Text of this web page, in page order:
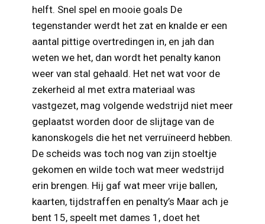
helft. Snel spel en mooie goals De
tegenstander werdt het zat en knalde er een
aantal pittige overtredingen in, en jah dan
weten we het, dan wordt het penalty kanon
weer van stal gehaald. Het net wat voor de
zekerheid al met extra materiaal was
vastgezet, mag volgende wedstrijd niet meer
geplaatst worden door de slijtage van de
kanonskogels die het net verruïneerd hebben.
De scheids was toch nog van zijn stoeltje
gekomen en wilde toch wat meer wedstrijd
erin brengen. Hij gaf wat meer vrije ballen,
kaarten, tijdstraffen en penalty’s Maar ach je
bent 15, speelt met dames 1, doet het